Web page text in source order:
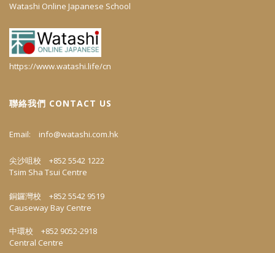
Watashi Online Japanese School
https://www.watashi.life/cn
聯絡我們 CONTACT US
Email: info@watashi.com.hk
尖沙咀校 +852 5542 1222
Tsim Sha Tsui Centre
銅鑼灣校 +852 5542 9519
Causeway Bay Centre
中環校 +852 9052-2918
Central Centre